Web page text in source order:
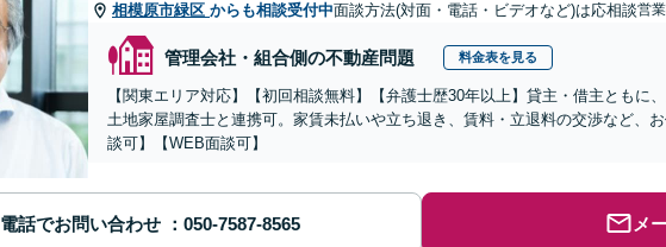
相模原市緑区 からも相談受付中面談方法(対面・電話・ビデオなど)は応相談営
管理会社・組合側の不動産問題 料金表を見る
【関東エリア対応】【初回相談無料】【弁護士歴30年以上】貸主・借主ともに
土地家屋調査士と連携可。家賃未払いや立ち退き、賃料・立退料の交渉など、
談可】【WEB面談可】
電話でお問い合わせ メ